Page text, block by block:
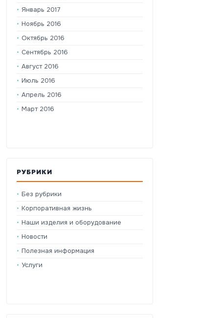
Январь 2017
Ноябрь 2016
Октябрь 2016
Сентябрь 2016
Август 2016
Июль 2016
Апрель 2016
Март 2016
РУБРИКИ
Без рубрики
Корпоративная жизнь
Наши изделия и оборудование
Новости
Полезная информация
Услуги